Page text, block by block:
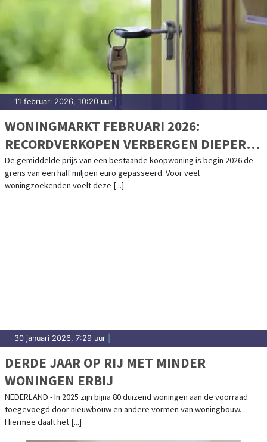
11 februari 2026, 10:20 uur
WONINGMARKT FEBRUARI 2026:
RECORDVERKOPEN VERBERGEN DIEPER
LIGGEND PROBLEEM
De gemiddelde prijs van een bestaande koopwoning is begin 2026 de
grens van een half miljoen euro gepasseerd. Voor veel
woningzoekenden voelt deze [...]
30 januari 2026, 7:29 uur
DERDE JAAR OP RIJ MET MINDER
WONINGEN ERBIJ
NEDERLAND - In 2025 zijn bijna 80 duizend woningen aan de voorraad
toegevoegd door nieuwbouw en andere vormen van woningbouw.
Hiermee daalt het [...]